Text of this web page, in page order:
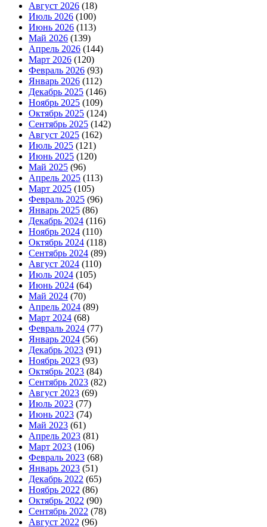
Август 2026 (18)
Июль 2026 (100)
Июнь 2026 (113)
Май 2026 (139)
Апрель 2026 (144)
Март 2026 (120)
Февраль 2026 (93)
Январь 2026 (112)
Декабрь 2025 (146)
Ноябрь 2025 (109)
Октябрь 2025 (124)
Сентябрь 2025 (142)
Август 2025 (162)
Июль 2025 (121)
Июнь 2025 (120)
Май 2025 (96)
Апрель 2025 (113)
Март 2025 (105)
Февраль 2025 (96)
Январь 2025 (86)
Декабрь 2024 (116)
Ноябрь 2024 (110)
Октябрь 2024 (118)
Сентябрь 2024 (89)
Август 2024 (110)
Июль 2024 (105)
Июнь 2024 (64)
Май 2024 (70)
Апрель 2024 (89)
Март 2024 (68)
Февраль 2024 (77)
Январь 2024 (56)
Декабрь 2023 (91)
Ноябрь 2023 (93)
Октябрь 2023 (84)
Сентябрь 2023 (82)
Август 2023 (69)
Июль 2023 (77)
Июнь 2023 (74)
Май 2023 (61)
Апрель 2023 (81)
Март 2023 (106)
Февраль 2023 (68)
Январь 2023 (51)
Декабрь 2022 (65)
Ноябрь 2022 (86)
Октябрь 2022 (90)
Сентябрь 2022 (78)
Август 2022 (96)